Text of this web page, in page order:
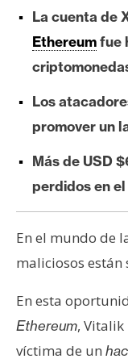
t
e
r
u
m
I
A
A
á
l
i
La cuenta de
Ethereumfue
Los
promover un
Más de USD
perdidos en
En el mundo de
maliciosos están
En esta
Ethereum, Vitalik
víctima de un